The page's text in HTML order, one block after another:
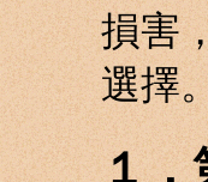
損害
選擇
１．